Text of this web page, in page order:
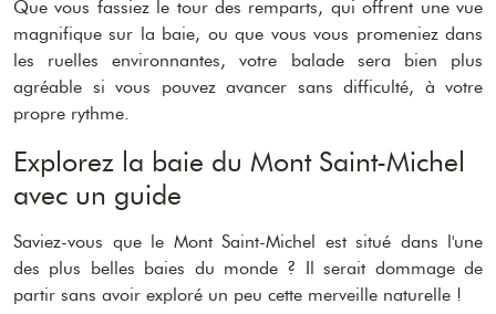
Que vous fassiez le tour des remparts, qui offrent une vue
magnifique sur la baie, ou que vous vous promeniez dans
les ruelles environnantes, votre balade sera bien plus
agréable si vous pouvez avancer sans difficulté, à votre
propre rythme.
Explorez la baie du Mont Saint-Michel
avec un guide
Saviez-vous que le Mont Saint-Michel est situé dans l'une
des plus belles baies du monde ? Il serait dommage de
partir sans avoir exploré un peu cette merveille naturelle !